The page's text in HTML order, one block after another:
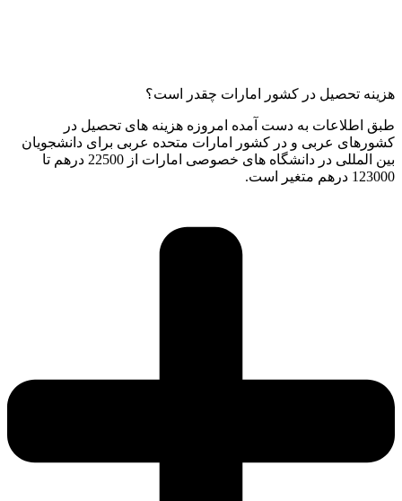
هزینه تحصیل در کشور امارات چقدر است؟
طبق اطلاعات به دست آمده امروزه هزینه های تحصیل در
کشورهای عربی و در کشور امارات متحده عربی برای دانشجویان
بین المللی در دانشگاه های خصوصی امارات از 22500 درهم تا
123000 درهم متغیر است.